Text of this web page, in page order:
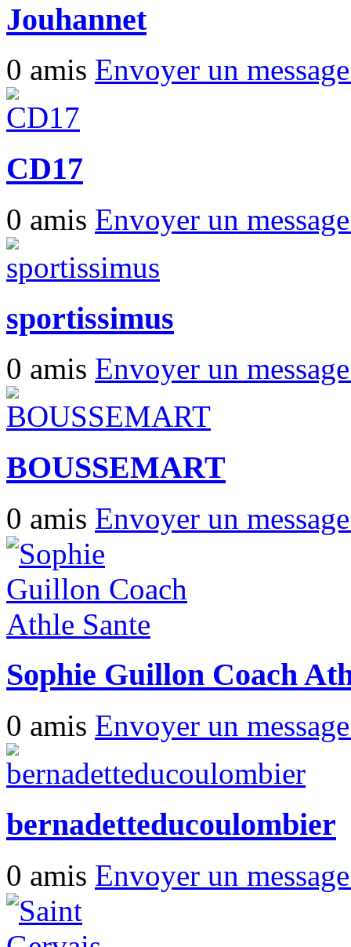
Jouhannet
0 amis Envoyer un
CD17
0 amis Envoyer un
sportissimus
0 amis Envoyer un
BOUSSEMART
0 amis Envoyer un
Sophie Guillon Coach
0 amis Envoyer un
bernadetteducoulombier
0 amis Envoyer un